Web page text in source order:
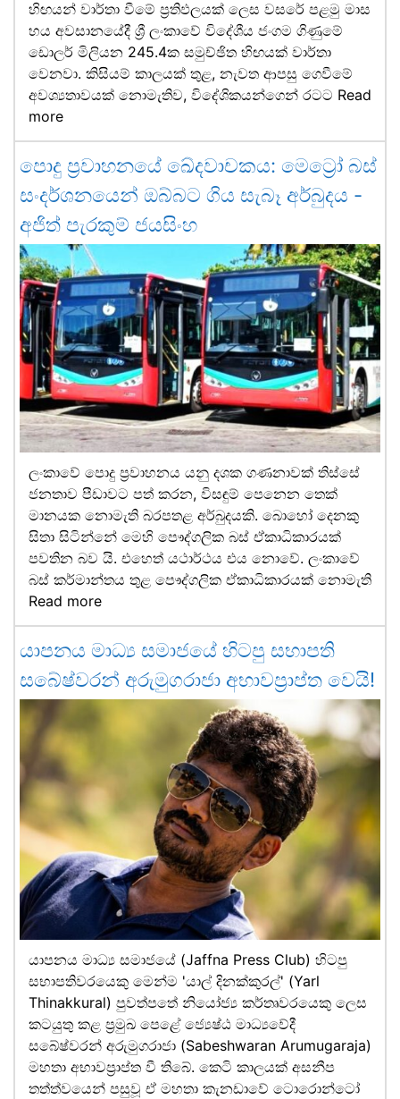
හිඟයන් වාර්තා වීමේ ප්‍රතිඵලයක් ලෙස වසරේ පළමු මාස
හය අවසානයේදී ශ්‍රී ලංකාවේ විදේශීය ජංගම ගිණුමේ
ඩොලර් මිලියන 245.4ක සමුච්ඡිත හිඟයක් වාර්තා
වෙනවා. කිසියම් කාලයක් තුළ, නැවත ආපසු ගෙවීමේ
අවශ්‍යතාවයක් නොමැතිව, විදේශිකයන්ගෙන් රටට Read
more
පොදු ප්‍රවාහනයේ ඛේදවාචකය: මෙට්‍රෝ බස්
සංදර්ශනයෙන් ඔබ්බට ගිය සැබෑ අර්බුදය -
අජිත් පැරකුම් ජයසිංහ
ලංකාවේ පොදු ප්‍රවාහනය යනු දශක ගණනාවක් තිස්සේ
ජනතාව පීඩාවට පත් කරන, විසඳුම් පෙනෙන තෙක්
මානයක නොමැති බරපතළ අර්බුදයකි. බොහෝ දෙනකු
සිතා සිටින්නේ මෙහි පෞද්ගලික බස් ඒකාධිකාරයක්
පවතින බව යි. එහෙත් යථාර්ථය එය නොවේ. ලංකාවේ
බස් කර්මාන්තය තුළ පෞද්ගලික ඒකාධිකාරයක් නොමැති
Read more
යාපනය මාධ්‍ය සමාජයේ හිටපු සභාපති
සබේෂ්වරන් අරුමුගරාජා අභාවප්‍රාප්ත වෙයි!
යාපනය මාධ්‍ය සමාජයේ (Jaffna Press Club) හිටපු
සභාපතිවරයෙකු මෙන්ම 'යාල් දිනක්කුරල්' (Yarl
Thinakkural) පුවත්පතේ නියෝජ්‍ය කර්තෘවරයෙකු ලෙස
කටයුතු කළ ප්‍රමුඛ පෙළේ ජ්‍යෙෂ්ඨ මාධ්‍යවේදී
සබේෂ්වරන් අරුමුගරාජා (Sabeshwaran Arumugaraja)
මහතා අභාවප්‍රාප්ත වී තිබේ. කෙටි කාලයක් අසනීප
තත්ත්වයෙන් පසුවූ ඒ මහතා කැනඩාවේ ටොරොන්ටෝ